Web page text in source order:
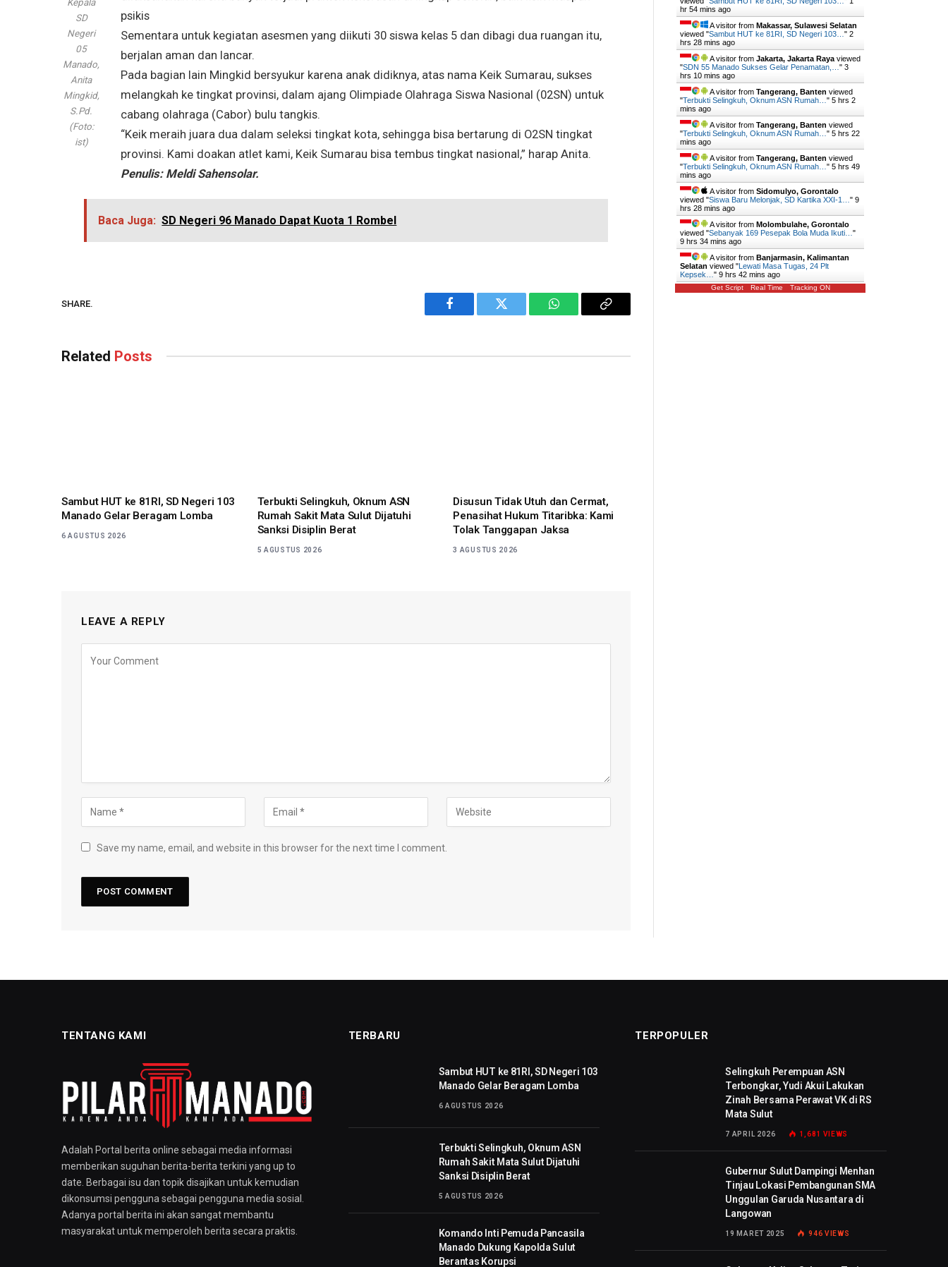
Kepala
SD
Negeri
05
Manado,
Anita
Mingkid,
S.Pd.
(Foto:
ist)
psikis
Sementara untuk kegiatan asesmen yang diikuti 30 siswa kelas 5 dan dibagi dua ruangan itu,
berjalan aman dan lancar.
Pada bagian lain Mingkid bersyukur karena anak didiknya, atas nama Keik Sumarau, sukses
melangkah ke tingkat provinsi, dalam ajang Olimpiade Olahraga Siswa Nasional (02SN) untuk
cabang olahraga (Cabor) bulu tangkis.
“Keik meraih juara dua dalam seleksi tingkat kota, sehingga bisa bertarung di O2SN tingkat
provinsi. Kami doakan atlet kami, Keik Sumarau bisa tembus tingkat nasional,” harap Anita.
Penulis: Meldi Sahensolar.
Baca Juga: SD Negeri 96 Manado Dapat Kuota 1 Rombel
SHARE.
Facebook Twitter WhatsAppCopy
Related Posts
Sambut HUT ke 81RI, SD Negeri 103
Manado Gelar Beragam Lomba
6 AGUSTUS 2026
Terbukti Selingkuh, Oknum ASN
Rumah Sakit Mata Sulut Dijatuhi
Sanksi Disiplin Berat
5 AGUSTUS 2026
Disusun Tidak Utuh dan Cermat,
Penasihat Hukum Titaribka: Kami
Tolak Tanggapan Jaksa
3 AGUSTUS 2026
LEAVE A REPLY
Save my name, email, and website in this browser for the next time I comment.
hr 54 mins ago
A visitor from Makassar, Sulawesi Selatan
viewed "Sambut HUT ke 81RI, SD Negeri 103… " 2
hrs 28 mins ago
A visitor from Jakarta, Jakarta Raya viewed
"SDN 55 Manado Sukses Gelar Penamatan,… " 3
hrs 10 mins ago
A visitor from Tangerang, Banten viewed
"Terbukti Selingkuh, Oknum ASN Rumah… " 5 hrs 2
mins ago
A visitor from Tangerang, Banten viewed
"Terbukti Selingkuh, Oknum ASN Rumah… " 5 hrs 22
mins ago
A visitor from Tangerang, Banten viewed
"Terbukti Selingkuh, Oknum ASN Rumah… " 5 hrs 49
mins ago
A visitor from Sidomulyo, Gorontalo
viewed "Siswa Baru Melonjak, SD Kartika XXI-1… " 9
hrs 28 mins ago
A visitor from Molombulahe, Gorontalo
viewed "Sebanyak 169 Pesepak Bola Muda Ikuti… "
9 hrs 34 mins ago
A visitor from Banjarmasin, Kalimantan
Selatan viewed "Lewati Masa Tugas, 24 Plt
Kepsek… " 9 hrs 42 mins ago
Get Script Real Time Tracking ON
TENTANG KAMI
Adalah Portal berita online sebagai media informasi
memberikan suguhan berita-berita terkini yang up to
date. Berbagai isu dan topik disajikan untuk kemudian
dikonsumsi pengguna sebagai pengguna media sosial.
Adanya portal berita ini akan sangat membantu
masyarakat untuk memperoleh berita secara praktis.
TERBARU
Sambut HUT ke 81RI, SD Negeri 103
Manado Gelar Beragam Lomba
6 AGUSTUS 2026
Terbukti Selingkuh, Oknum ASN
Rumah Sakit Mata Sulut Dijatuhi
Sanksi Disiplin Berat
5 AGUSTUS 2026
Komando Inti Pemuda Pancasila
Manado Dukung Kapolda Sulut
Berantas Korupsi
TERPOPULER
Selingkuh Perempuan ASN
Terbongkar, Yudi Akui Lakukan
Zinah Bersama Perawat VK di RS
Mata Sulut
7 APRIL 2026 1,681 VIEWS
Gubernur Sulut Dampingi Menhan
Tinjau Lokasi Pembangunan SMA
Unggulan Garuda Nusantara di
Langowan
19 MARET 2025 946 VIEWS